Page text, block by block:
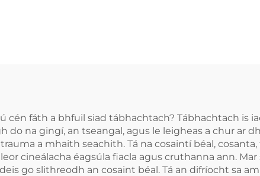
cén fáth a bhfuil siad tábhachtach? Tábhachtach is
do na gingí, an tseangal, agus le leigheas a chur ar
a mhaith seachith. Tá na cosaintí béal,
cineálacha éagsúla fiacla agus cruthanna ann.
go slithreodh an cosaint béal. Tá an difríocht sa